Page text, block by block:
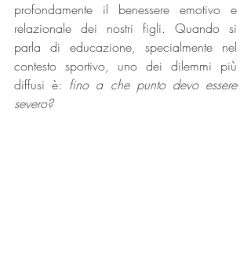
profondamente il benessere emotivo e
relazionale dei nostri figli. Quando si
parla di educazione, specialmente nel
contesto sportivo, uno dei dilemmi più
diffusi è: fino a che punto devo essere
severo?